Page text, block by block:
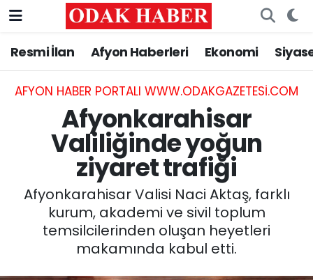
Resmi İlan Afyon Haberleri Ekonomi
AFYON HABER PORTALI WWW.ODAKGAZETESI.COM
Afyonkarahisar
Valiliğinde yoğun
ziyaret trafiği
Afyonkarahisar Valisi Naci Aktaş, farklı
kurum, akademi ve sivil toplum
temsilcilerinden oluşan heyetleri
makamında kabul etti.
AFYONKARAHİSAR HABERLERİ
Resmi İlan
ASAYİŞ
GÜNCEL
SİYASET
EĞİTİM
Nöbetçi Eczaneler
Hava Durumu
Trafik Durumu
Süper Lig Puan Durumu ve Fikstür
Tüm Manşetler
Son Dakika Haberleri